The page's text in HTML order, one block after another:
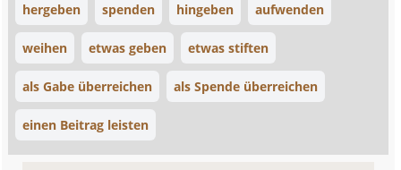
hergeben spenden hingeben aufwenden
weihen etwas geben etwas stiften
als Gabe überreichen als Spende überreichen
einen Beitrag leisten